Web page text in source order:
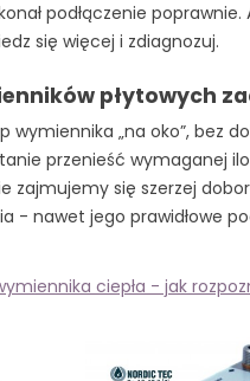
podłączenie
się więcej i zdiagnozuj.
płytowych
„na oko”, bez
przenieść wymaganej
zajmujemy się szerzej
- nawet jego prawidłowe
ciepła - jak